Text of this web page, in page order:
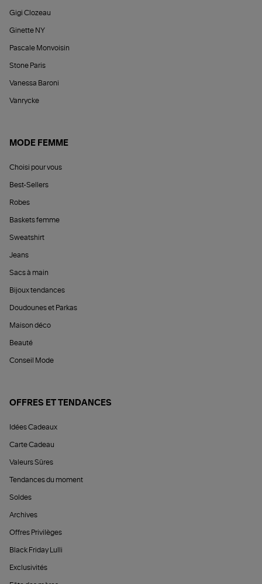
Gigi Clozeau
Ginette NY
Pascale Monvoisin
Stone Paris
Vanessa Baroni
Vanrycke
MODE FEMME
Choisi pour vous
Best-Sellers
Robes
Baskets femme
Sweatshirt
Jeans
Sacs à main
Bijoux tendances
Doudounes et Parkas
Maison déco
Beauté
Conseil Mode
OFFRES ET TENDANCES
Idées Cadeaux
Carte Cadeau
Valeurs Sûres
Tendances du moment
Soldes
Archives
Offres Privilèges
Black Friday Lulli
Exclusivités